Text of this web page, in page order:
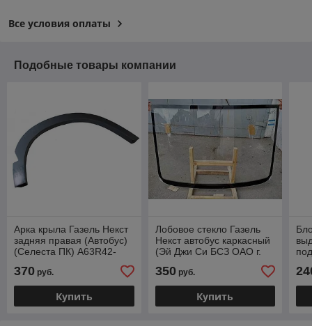
Все условия оплаты
Подобные товары компании
Арка крыла Газель Некст
задняя правая (Автобус)
(Селеста ПК) А63R42-
370 руб.
Купить
Лобовое стекло Газель
Некст автобус каркасный
(Эй Джи Си БСЗ ОАО г.
Бор) А63R42-5206010-01
350руб.
Купить